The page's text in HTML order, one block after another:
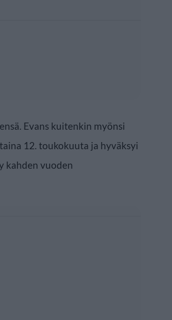
Evans kuitenkin myönsi
12. toukokuuta ja hyväksyi
kahden vuoden